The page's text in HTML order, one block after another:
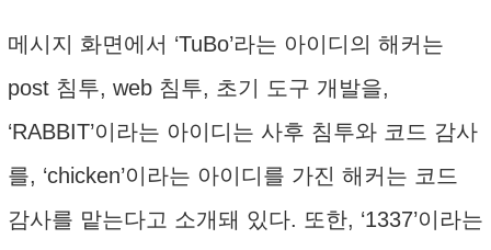
메시지 화면에서 ‘TuBo’라는 아이디의 해커는
post 침투, web 침투, 초기 도구 개발을,
‘RABBIT’이라는 아이디는 사후 침투와 코드 감사
를, ‘chicken’이라는 아이디를 가진 해커는 코드
감사를 맡는다고 소개돼 있다. 또한, ‘1337’이라는